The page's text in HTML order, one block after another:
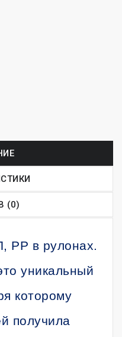
(0)
РР в рулонах.
уникальный
которому
получила